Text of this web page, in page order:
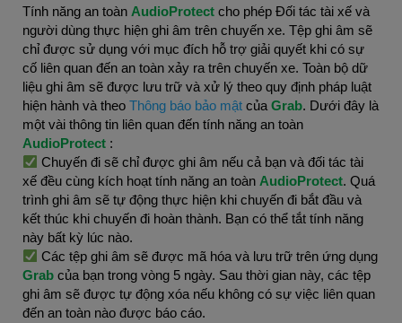
Tính năng an toàn AudioProtect cho phép Đối tác tài xế và
người dùng thực hiện ghi âm trên chuyến xe. Tệp ghi âm sẽ
chỉ được sử dụng với mục đích hỗ trợ giải quyết khi có sự
cố liên quan đến an toàn xảy ra trên chuyến xe. Toàn bộ dữ
liệu ghi âm sẽ được lưu trữ và xử lý theo quy định pháp luật
hiện hành và theo Thông báo bảo mật của Grab. Dưới đây là
một vài thông tin liên quan đến tính năng an toàn
AudioProtect :
Chuyến đi sẽ chỉ được ghi âm nếu cả bạn và đối tác tài
xế đều cùng kích hoạt tính năng an toàn AudioProtect. Quá
trình ghi âm sẽ tự động thực hiện khi chuyến đi bắt đầu và
kết thúc khi chuyến đi hoàn thành. Bạn có thể tắt tính năng
này bất kỳ lúc nào.
Các tệp ghi âm sẽ được mã hóa và lưu trữ trên ứng dụng
Grab của bạn trong vòng 5 ngày. Sau thời gian này, các tệp
ghi âm sẽ được tự động xóa nếu không có sự việc liên quan
đến an toàn nào được báo cáo.